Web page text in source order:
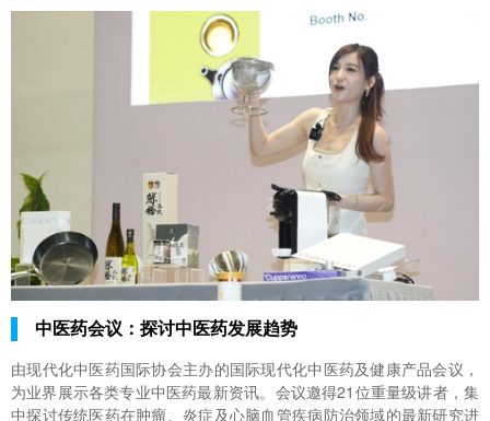
中医药会议：探讨中医药发展趋势
由现代化中医药国际协会主办的国际现代化中医药及健康产品会议，
为业界展示各类专业中医药最新资讯。会议邀得21位重量级讲者，集
中探讨传统医药在肿瘤、炎症及心脑血管疾病防治领域的最新研究进